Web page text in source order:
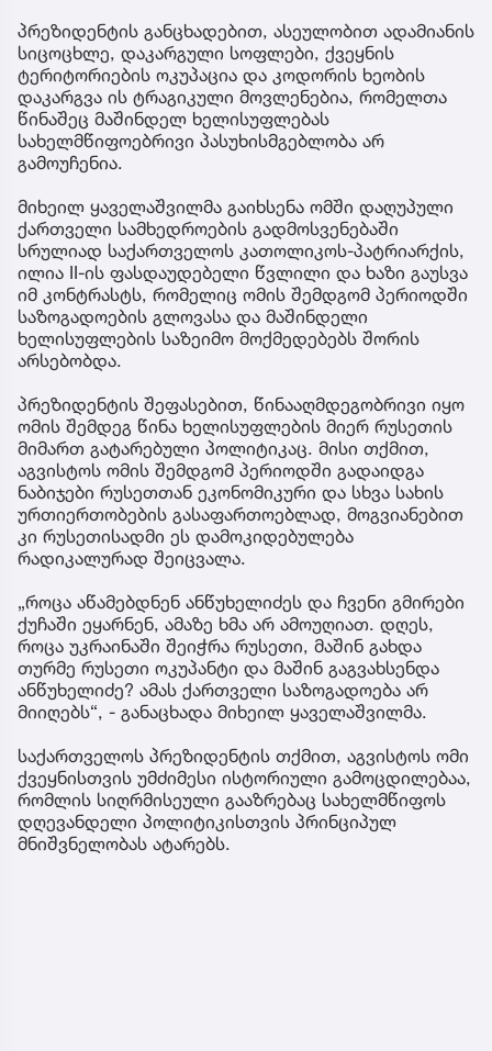
პრეზიდენტის განცხადებით, ასეულობით ადამიანის
სიცოცხლე, დაკარგული სოფლები, ქვეყნის
ტერიტორიების ოკუპაცია და კოდორის ხეობის
დაკარგვა ის ტრაგიკული მოვლენებია, რომელთა
წინაშეც მაშინდელ ხელისუფლებას
სახელმწიფოებრივი პასუხისმგებლობა არ
გამოუჩენია.
მიხეილ ყაველაშვილმა გაიხსენა ომში დაღუპული
ქართველი სამხედროების გადმოსვენებაში
სრულიად საქართველოს კათოლიკოს-პატრიარქის,
ილია II-ის ფასდაუდებელი წვლილი და ხაზი გაუსვა
იმ კონტრასტს, რომელიც ომის შემდგომ პერიოდში
საზოგადოების გლოვასა და მაშინდელი
ხელისუფლების საზეიმო მოქმედებებს შორის
არსებობდა.
პრეზიდენტის შეფასებით, წინააღმდეგობრივი იყო
ომის შემდეგ წინა ხელისუფლების მიერ რუსეთის
მიმართ გატარებული პოლიტიკაც. მისი თქმით,
აგვისტოს ომის შემდგომ პერიოდში გადაიდგა
ნაბიჯები რუსეთთან ეკონომიკური და სხვა სახის
ურთიერთობების გასაფართოებლად, მოგვიანებით
კი რუსეთისადმი ეს დამოკიდებულება
რადიკალურად შეიცვალა.
„როცა აწამებდნენ ანწუხელიძეს და ჩვენი გმირები
ქუჩაში ეყარნენ, ამაზე ხმა არ ამოუღიათ. დღეს,
როცა უკრაინაში შეიჭრა რუსეთი, მაშინ გახდა
თურმე რუსეთი ოკუპანტი და მაშინ გაგვახსენდა
ანწუხელიძე? ამას ქართველი საზოგადოება არ
მიიღებს“, - განაცხადა მიხეილ ყაველაშვილმა.
საქართველოს პრეზიდენტის თქმით, აგვისტოს ომი
ქვეყნისთვის უმძიმესი ისტორიული გამოცდილებაა,
რომლის სიღრმისეული გააზრებაც სახელმწიფოს
დღევანდელი პოლიტიკისთვის პრინციპულ
მნიშვნელობას ატარებს.